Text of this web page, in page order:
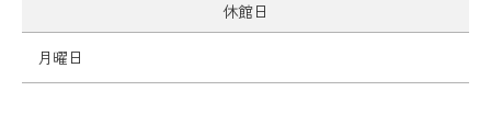
休館日
月曜日